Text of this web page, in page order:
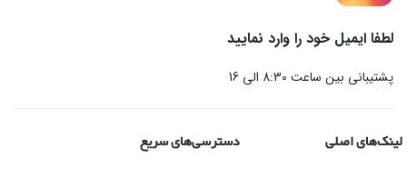
لطفا ایمیل خود را وارد نمایید
پشتیبانی بین ساعت 8:30 الی 16
لینک‌های اصلی دسترسی‌های سریع